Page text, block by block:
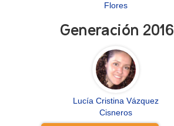
Flores
Generación 2016
Lucía Cristina Vázquez
Cisneros